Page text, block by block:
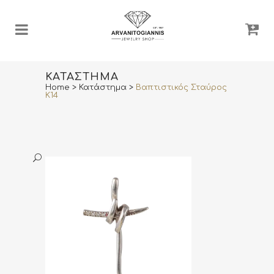
ΚΑΤΆΣΤΗΜΑ
Home > Κατάστημα > Βαπτιστικός Σταύρος
Κ14